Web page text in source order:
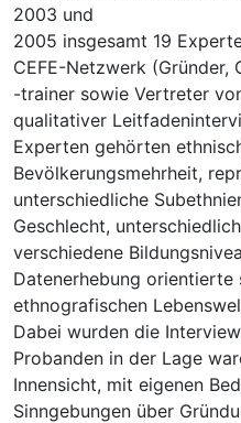
2003 und
2005 insgesamt 19
CEFE-Netzwerk (Gründer,
-trainer sowie Vertreter
qualitativer
Experten gehörten
Bevölkerungsmehrheit,
unterschiedliche
Geschlecht,
verschiedene
Datenerhebung
ethnografischen
Dabei wurden die
Probanden in der Lage
Innensicht, mit eigenen
Sinngebungen über